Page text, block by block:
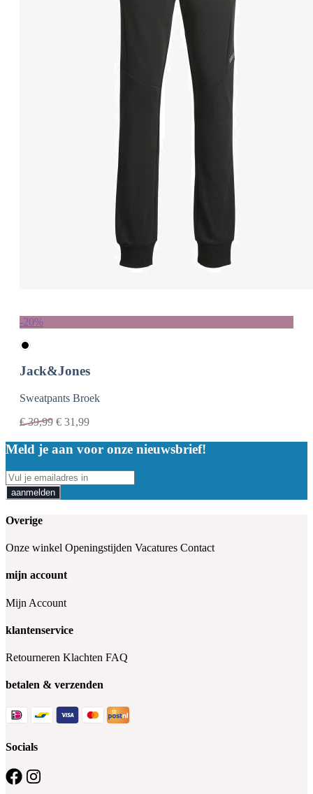
-20%
Jack&Jones
Sweatpants Broek
€39,99 € 31,99
Meld je aan voor onze nieuwsbrief!
aanmelden
Overige
Onze winkel Openingstijden Vacatures Contact
mijn account
Mijn Account
klantenservice
Retourneren Klachten FAQ
betalen & verzenden
Socials